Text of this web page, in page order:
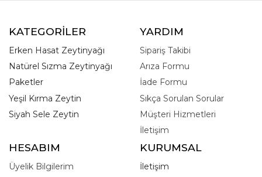
KATEGORİLER
Erken Hasat Zeytinyağı
Natürel Sızma Zeytinyağı
Paketler
Yeşil Kırma Zeytin
Siyah Sele Zeytin
YARDIM
Sipariş Takibi
Arıza Formu
İade Formu
Sıkça Sorulan Sorular
Müşteri Hizmetleri
İletişim
HESABIM
Üyelik Bilgilerim
KURUMSAL
İletişim